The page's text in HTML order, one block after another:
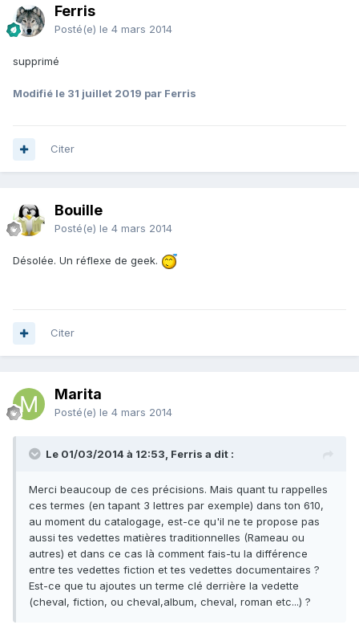
Ferris
Posté(e) le 4 mars 2014
supprimé
Modifié le 31 juillet 2019 par Ferris
Citer
Bouille
Posté(e) le 4 mars 2014
Désolée. Un réflexe de geek.
Citer
Marita
Posté(e) le 4 mars 2014
Le 01/03/2014 à 12:53, Ferris a dit :
Merci beaucoup de ces précisions. Mais quant tu rappelles
ces termes (en tapant 3 lettres par exemple) dans ton 610,
au moment du catalogage, est-ce qu'il ne te propose pas
aussi tes vedettes matières traditionnelles (Rameau ou
autres) et dans ce cas là comment fais-tu la différence
entre tes vedettes fiction et tes vedettes documentaires ?
Est-ce que tu ajoutes un terme clé derrière la vedette
(cheval, fiction, ou cheval,album, cheval, roman etc...) ?